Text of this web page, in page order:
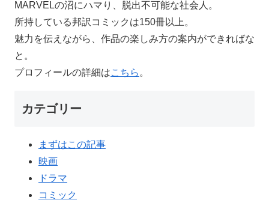
MARVELの沼にハマり、脱出不可能な社会人。
所持している邦訳コミックは150冊以上。
魅力を伝えながら、作品の楽しみ方の案内ができればな
と。
プロフィールの詳細はこちら。
カテゴリー
まずはこの記事
映画
ドラマ
コミック